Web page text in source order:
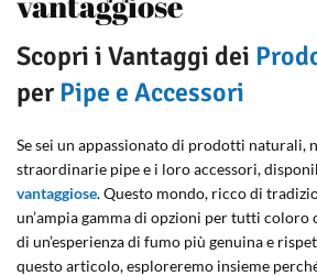
Scopri i Vantaggi dei
per Pipe e Accessori
Se sei un appassionato di prodotti naturali,
straordinarie pipe e i loro accessori,
vantaggiose. Questo mondo, ricco di
un’ampia gamma di opzioni per tutti coloro
di un’esperienza di fumo più genuina e
questo articolo, esploreremo insieme